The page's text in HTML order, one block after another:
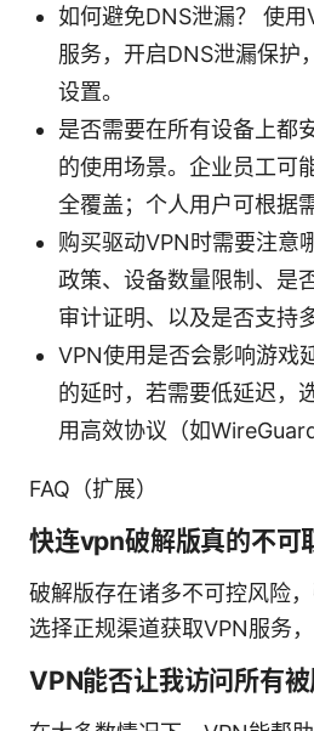
如何避免DNS泄漏？ 使
服务，开启DNS泄漏保护
设置。
是否需要在所有设备上都
的使用场景。企业员工可
全覆盖；个人用户可根据
购买驱动VPN时需要注意
政策、设备数量限制、是
审计证明、以及是否支持
VPN使用是否会影响游戏
的延时，若需要低延迟，
用高效协议（如WireGuard
FAQ（扩展）
快连vpn破解版真的不可
破解版存在诸多不可控风险
选择正规渠道获取VPN服务
VPN能否让我访问所有被